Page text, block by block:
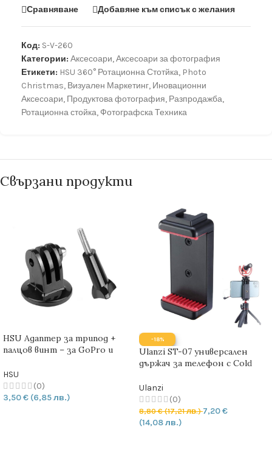
Сравняване Добавяне към списък с желания
Код: S-V-260
Категории: Аксесоари,Аксесоари за фотография
Етикети: HSU 360° Ротационна Стотйка, Photo
Christmas, Визуален Маркетинг, Иновационни
Аксесоари, Продуктова фотография, Разпродажба,
Ротационна стойка, Фотографска Техника
Свързани продукти
HSU Адаптер за трипод +
палцов винт – за GoPro и
HSU
(0)
3,50€ (6,85 лв.)
-18%
Ulanzi ST-07 универсален
държач за телефон с Cold
Ulanzi
(0)
8,80€(17,21 лв.)7,20€
(14,08 лв.)